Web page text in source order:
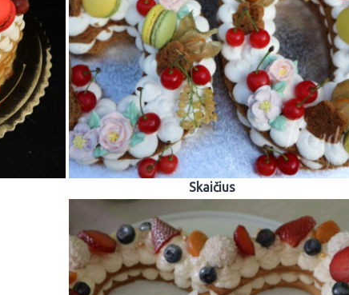
Skaičius